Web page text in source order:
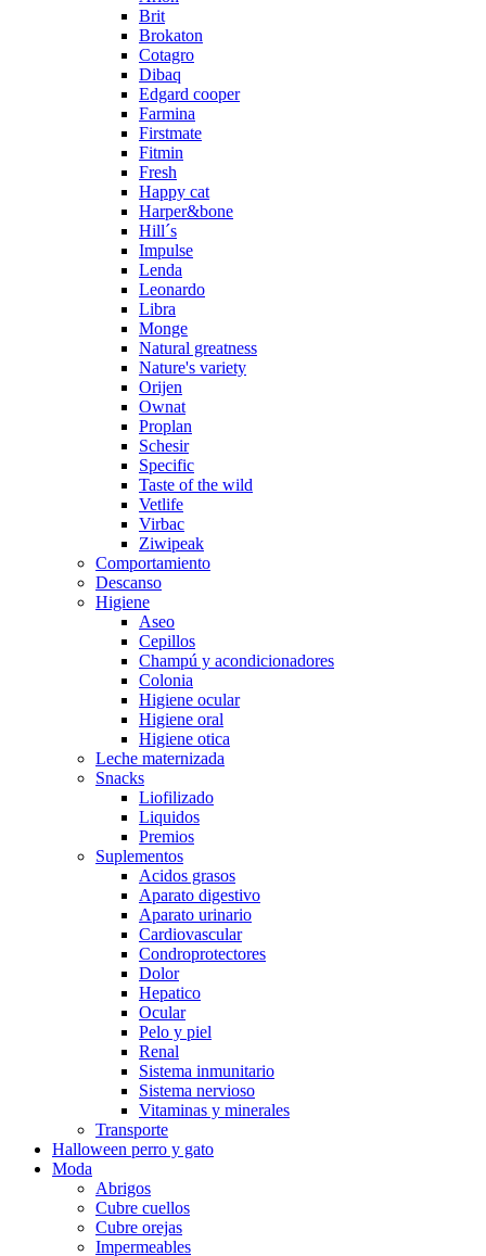
Brit
Brokaton
Cotagro
Dibaq
Edgard cooper
Farmina
Firstmate
Fitmin
Fresh
Happy cat
Harper&bone
Hill´s
Impulse
Lenda
Leonardo
Libra
Monge
Natural greatness
Nature's variety
Orijen
Ownat
Proplan
Schesir
Specific
Taste of the wild
Vetlife
Virbac
Ziwipeak
Comportamiento
Descanso
Higiene
Aseo
Cepillos
Champú y acondicionadores
Colonia
Higiene ocular
Higiene oral
Higiene otica
Leche maternizada
Snacks
Liofilizado
Liquidos
Premios
Suplementos
Acidos grasos
Aparato digestivo
Aparato urinario
Cardiovascular
Condroprotectores
Dolor
Hepatico
Ocular
Pelo y piel
Renal
Sistema inmunitario
Sistema nervioso
Vitaminas y minerales
Transporte
Halloween perro y gato
Moda
Abrigos
Cubre cuellos
Cubre orejas
Impermeables